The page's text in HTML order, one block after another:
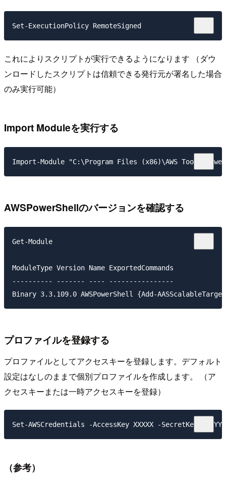
Set-ExecutionPolicy RemoteSigned
これによりスクリプトが実行できるようになります （ダウ
ンロードしたスクリプトは信頼できる発行元が署名した場合
のみ実行可能）
Import Moduleを実行する
Import-Module "C:\Program Files (x86)\AWS
AWSPowerShellのバージョンを確認する
Get-Module
ModuleType Version Name ExportedCommands
---------- ------- ---- ----------------
Binary 3.3.109.0 AWSPowerShell {Add-
プロファイルを登録する
プロファイルとしてアクセスキーを登録します。デフォルト
設定はなしのままで個別プロファイルを作成します。 （ア
クセスキーまたは一時アクセスキーを登録）
Set-AWSCredentials -AccessKey XXXXX -SecretKey
（参考）